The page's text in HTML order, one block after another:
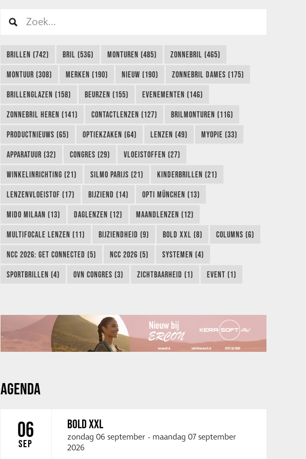
BRILLEN (742) BRIL (536) MONTUREN (485) ZONNEBRIL (465)
MONTUUR (308) MERKEN (190) NIEUW (190) ZONNEBRIL DAMES (175)
BRILLENGLAZEN (158) BEURZEN (155) EVENEMENTEN (146)
ZONNEBRIL HEREN (141) CONTACTLENZEN (127) BRILMONTUREN (116)
PRODUCTNIEUWS (65) OPTIEKZAKEN (64) LENZEN (49) MYOPIE (33)
APPARATUUR (32) CONGRES (29) VLOEISTOFFEN (27)
WINKELINRICHTING (21) SILMO PARIJS (21) KINDERBRILLEN (21)
LENZENVLOEISTOF (17) BIJZIEND (14) OPTI MÜNCHEN (13)
MIDO MILAAN (13) DAGLENZEN (12) MAANDLENZEN (12)
MULTIFOCALE LENZEN (11) BIJZIENDHEID (9) BOLD XXL (8) COLUMNS (6)
NCC 2026: GET CONNECTED (5) NCC 2026 (5) SYSTEMEN (4)
SPORTBRILLEN (4) OVN CONGRES (3) ZICHTBAARHEID (1) EVENT (1)
AGENDA
06
SEP
BOLD XXL
zondag 06 september - maandag 07 september
2026